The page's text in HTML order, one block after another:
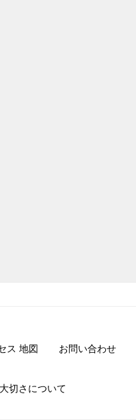
ス 地図 お問い合わせ
切さについて